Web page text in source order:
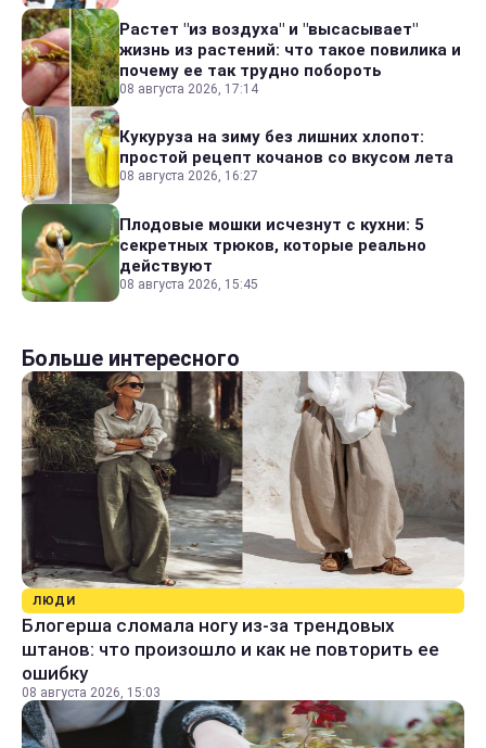
Растет "из воздуха" и "высасывает"
жизнь из растений: что такое повилика и
почему ее так трудно побороть
08 августа 2026, 17:14
Кукуруза на зиму без лишних хлопот:
простой рецепт кочанов со вкусом лета
08 августа 2026, 16:27
Плодовые мошки исчезнут с кухни: 5
секретных трюков, которые реально
действуют
08 августа 2026, 15:45
Больше интересного
ЛЮДИ
Блогерша сломала ногу из-за трендовых
штанов: что произошло и как не повторить ее
ошибку
08 августа 2026, 15:03